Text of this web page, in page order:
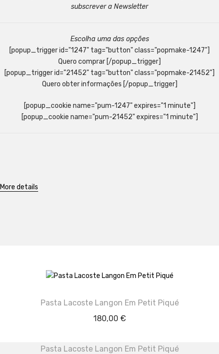
subscrever a Newsletter
Escolha uma das opções
[popup_trigger id="1247" tag="button" class="popmake-1247"]
Quero comprar [/popup_trigger]
[popup_trigger id="21452" tag="button" class="popmake-21452"]
Quero obter informações [/popup_trigger]
[popup_cookie name="pum-1247" expires="1 minute"]
[popup_cookie name="pum-21452" expires="1 minute"]
More details
Pasta Lacoste Langon Em Petit Piqué
180,00 €
Pasta Lacoste Langon Em Petit Piqué